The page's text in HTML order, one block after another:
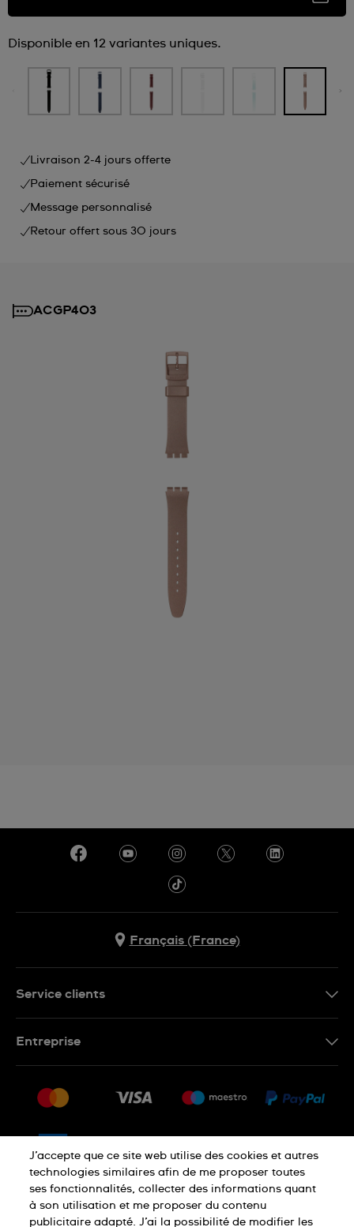
Disponible en 12 variantes uniques.
Livraison 2-4 jours offerte
Paiement sécurisé
Message personnalisé
Retour offert sous 30 jours
ACGP403
Français (France)
Service clients
Retour
CGV
Droit de rétractation
Entreprise
Nous rejoindre
Déclaration de confidentialité
J’accepte que ce site web utilise des cookies et autres
technologies similaires afin de me proposer toutes
ses fonctionnalités, collecter des informations quant
à son utilisation et me proposer du contenu
publicitaire adapté. J’ai la possibilité de modifier les